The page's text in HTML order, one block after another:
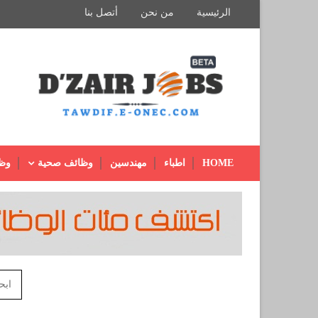
الرئيسية من نحن أتصل بنا
HOME اطباء مهندسين وظائف صحية